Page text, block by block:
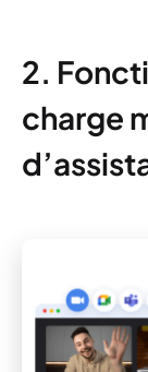
2.
charge